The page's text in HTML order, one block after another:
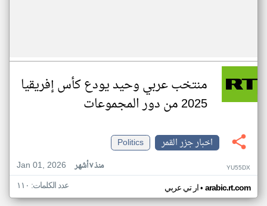
منتخب عربي وحيد يودع كأس إفريقيا
2025 من دور المجموعات
اخبار جزر القمر
Politics
Jan 01, 2026
منذ ٧ أشهر YU55DX
ار تي عربي• arabic.rt.com عدد الكلمات: ١١٠